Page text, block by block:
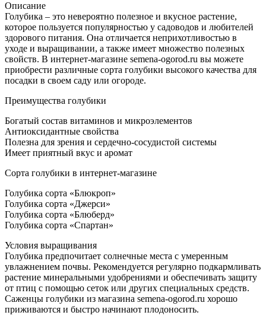
Описание
Голубика – это невероятно полезное и вкусное растение,
которое пользуется популярностью у садоводов и любителей
здорового питания. Она отличается неприхотливостью в
уходе и выращивании, а также имеет множество полезных
свойств. В интернет-магазине semena-ogorod.ru вы можете
приобрести различные сорта голубики высокого качества для
посадки в своем саду или огороде.
Преимущества голубики
Богатый состав витаминов и микроэлементов
Антиоксидантные свойства
Полезна для зрения и сердечно-сосудистой системы
Имеет приятный вкус и аромат
Сорта голубики в интернет-магазине
Голубика сорта «Блюкроп»
Голубика сорта «Джерси»
Голубика сорта «Блюберд»
Голубика сорта «Спартан»
Условия выращивания
Голубика предпочитает солнечные места с умеренным
увлажнением почвы. Рекомендуется регулярно подкармливать
растение минеральными удобрениями и обеспечивать защиту
от птиц с помощью сеток или других специальных средств.
Саженцы голубики из магазина semena-ogorod.ru хорошо
приживаются и быстро начинают плодоносить.